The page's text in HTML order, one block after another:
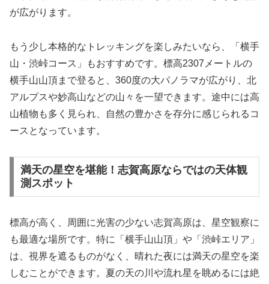
が広がります。
もう少し本格的なトレッキングを楽しみたいなら、「横手
山・渋峠コース」もおすすめです。標高2307メートルの
横手山山頂まで登ると、360度の大パノラマが広がり、北
アルプスや妙高山などの山々を一望できます。途中には高
山植物も多く見られ、自然の豊かさを存分に感じられるコ
ースとなっています。
満天の星空を堪能！志賀高原ならではの天体観
測スポット
標高が高く、周囲に光害の少ない志賀高原は、星空観察に
も最適な場所です。特に「横手山山頂」や「渋峠エリア」
は、視界を遮るものがなく、晴れた夜には満天の星空を楽
しむことができます。夏の天の川や流れ星を眺めるには絶